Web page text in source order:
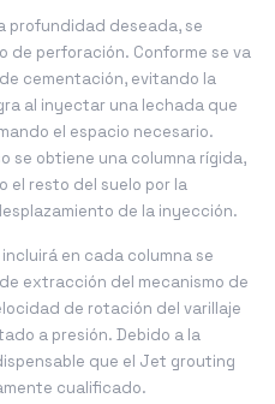
profundidad deseada, se
de perforación. Conforme se va
cementación, evitando la
al inyectar una lechada que
el espacio necesario.
se obtiene una columna rígida,
el resto del suelo por la
de la inyección.
en cada columna se
extracción del mecanismo de
de rotación del varillaje
a presión. Debido a la
que el Jet grouting
cualificado.